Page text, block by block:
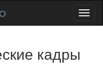
кадры